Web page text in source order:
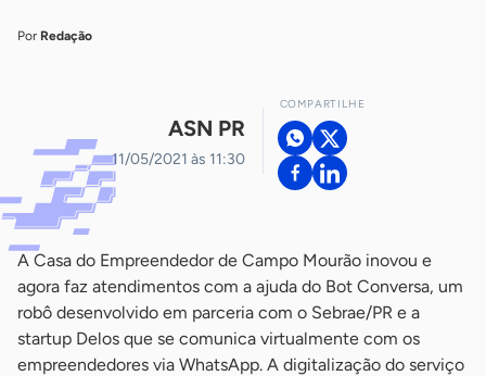
Por Redação
ASN PR
11/05/2021 às 11:30
COMPARTILHE
A Casa do Empreendedor de Campo Mourão inovou e
agora faz atendimentos com a ajuda do Bot Conversa, um
robô desenvolvido em parceria com o Sebrae/PR e a
startup Delos que se comunica virtualmente com os
empreendedores via WhatsApp. A digitalização do serviço